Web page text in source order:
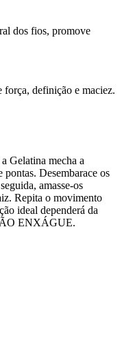
dos fios, promove
força, definição e maciez.
Gelatina mecha a
Desembarace os
amasse-os
Repita o movimento
ideal dependerá da
ENXÁGUE.